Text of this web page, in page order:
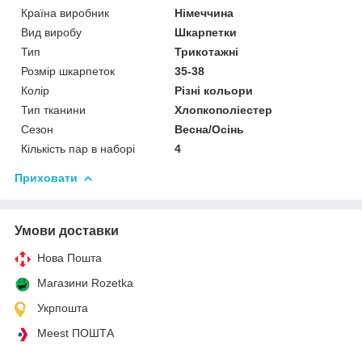
Країна виробник
Німеччина
Вид виробу
Шкарпетки
Тип
Трикотажні
Розмір шкарпеток
35-38
Колір
Різні кольори
Тип тканини
Хлопкополіестер
Сезон
Весна/Осінь
Кількість пар в наборі
4
Приховати
Умови доставки
Нова Пошта
Магазини Rozetka
Укрпошта
Meest ПОШТА